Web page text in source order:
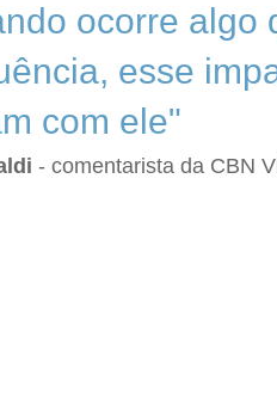
ocorre algo
esse
com ele"
- comentarista da CBN